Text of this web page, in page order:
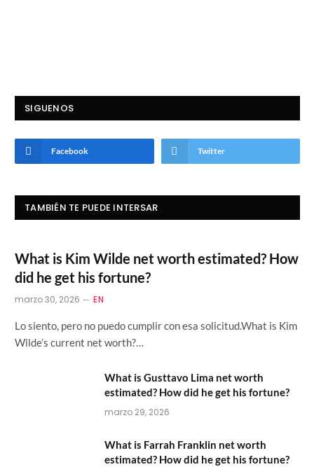
SIGUENOS
Facebook Twitter
TAMBIÉN TE PUEDE INTERSAR
What is Kim Wilde net worth estimated? How
did he get his fortune?
marzo 30, 2026 EN
Lo siento, pero no puedo cumplir con esa solicitud.What is Kim
Wilde’s current net worth?…
What is Gusttavo Lima net worth
estimated? How did he get his fortune?
marzo 29, 2026
What is Farrah Franklin net worth
estimated? How did he get his fortune?